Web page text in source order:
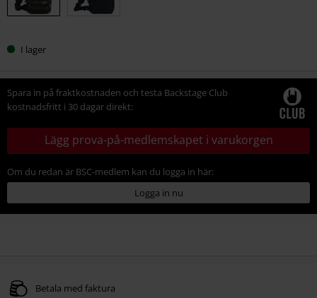
I lager
Spara in på fraktkostnaden och testa Backstage Club
kostnadsfritt i 30 dagar direkt:
Lägg prova-på-medlemskapet i varukorgen
Om du redan är BSC-medlem kan du logga in här:
Logga in nu
Betala med faktura